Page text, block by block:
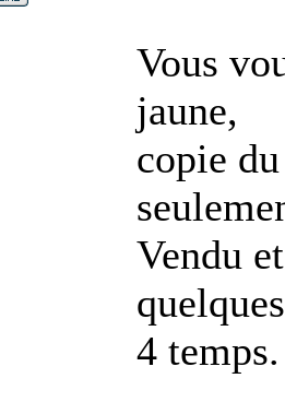
Vous
jaune,
copie
Vendu
4 temps.